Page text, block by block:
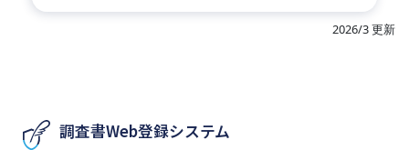
2026/3 更新
調査書Web登録システム